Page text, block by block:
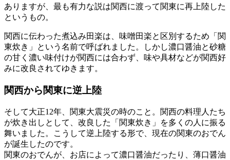
ありますが、最も有力な説は関西に渡って関東に再上陸した
というもの。
関西に伝わった煮込み田楽は、味噌田楽と区別するため「関
東炊き」という名前で呼ばれました。しかし濃口醤油と砂糖
の甘く濃い味付けが関西には合わず、味や具材などが関西好
みに改良されてゆきます。
関西から関東に逆上陸
そして大正12年、関東大震災の時のこと。関西の料理人たち
が炊き出しとして、改良した「関東炊き」を多くの人に振る
舞いました。こうして逆上陸する形で、現在の関東のおでん
が誕生したのです。
関東のおでんが、お店によって濃口醤油だったり、薄口醤油